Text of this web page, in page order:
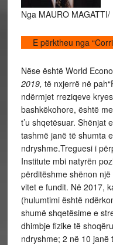
Nga MAURO MAGATTI/
E përktheu nga
Nëse është World
2019, të nxjerrë në
ndërmjet rreziqeve
bashkëkohore, është
t’u shqetësuar. Shënjat
tashmë janë të shumta
ndryshme.Treguesi i
Institute mbi natyrën
përditëshme shënon
vitet e fundit. Në 2017,
(hulumtimi është
shumë shqetësime e
dhimbje fizike të
ndryshme; 2 në 10 janë